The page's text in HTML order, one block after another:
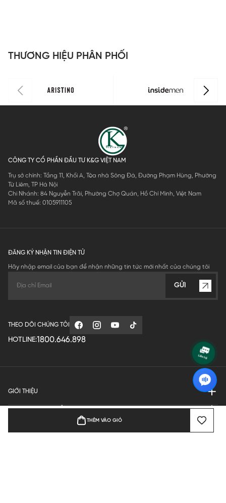
THÊM VÀO GIỎ
THƯƠNG HIỆU PHÂN PHỐI
CÔNG TY CỔ PHẦN ĐẦU TƯ K&G VIỆT NAM
Trụ sở chính: Tầng 11, Khối A, Tòa nhà Sông Đà, Đường Phạm Hùng, Phường
Từ Liêm, TP Hà Nội
Chi Nhánh: 84 Nguyễn Trãi, Phường Chợ Quán, Hồ Chí Minh, Việt Nam
Mã số thuế: 0105911105
ĐĂNG KÝ NHẬN TIN ĐIỆN TỬ
Hãy nhập email của bạn để nhận những tin tức mới nhất của chúng tôi
GỬI
THEO DÕI CHÚNG TÔI
HOTLINE:1800.646.898
GIỚI THIỆU
QUY ĐỊNH HOẠT ĐỘNG